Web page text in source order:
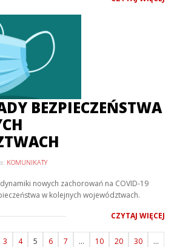
BEZPIECZEŃSTWA
KOMUNIKATY
nowych zachorowań na COVID-19
w kolejnych województwach.
CZYTAJ WIĘCEJ
3 4 5 6 7 ... 10 20 30
...